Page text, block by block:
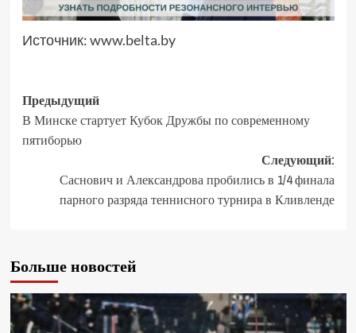
Источник:www.belta.by
Предыдущий
В Минске стартует Кубок Дружбы по современному
пятиборью
Следующий:
Саснович и Александрова пробились в 1/4 финала
парного разряда теннисного турнира в Кливленде
Больше новостей